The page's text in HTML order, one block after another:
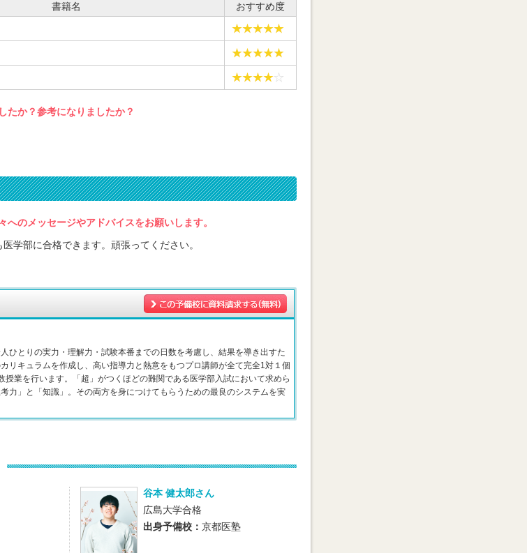
書籍名
おすすめ度
たか？参考になりましたか？
へのメッセージやアドバイスをお願いします。
学部に合格できます。頑張ってください。
ひとりの実力・理解力・試験本番までの日数を考慮し、結果を導き出すた
リキュラムを作成し、高い指導力と熱意をもつプロ講師が全て完全1対１個
授業を行います。「超」がつくほどの難関である医学部入試において求めら
力」と「知識」。その両方を身につけてもらうための最良のシステムを実
谷本 健太郎さん
広島大学合格
出身予備校： 京都医塾